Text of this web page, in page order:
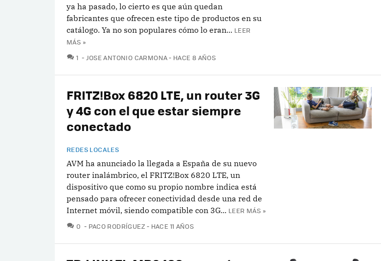
ya ha pasado, lo cierto es que aún quedan
fabricantes que ofrecen este tipo de productos en su
catálogo. Ya no son populares cómo lo eran... LEER
MÁS »
1 COMENTARIOS
JOSE ANTONIO CARMONA HACE 8 AÑOS
FRITZ!Box 6820 LTE, un router 3G
y 4G con el que estar siempre
conectado
REDES LOCALES
AVM ha anunciado la llegada a España de su nuevo
router inalámbrico, el FRITZ!Box 6820 LTE, un
dispositivo que como su propio nombre indica está
pensado para ofrecer conectividad desde una red de
Internet móvil, siendo compatible con 3G... LEER MÁS »
0 COMENTARIOS
PACO RODRÍGUEZ HACE 11 AÑOS